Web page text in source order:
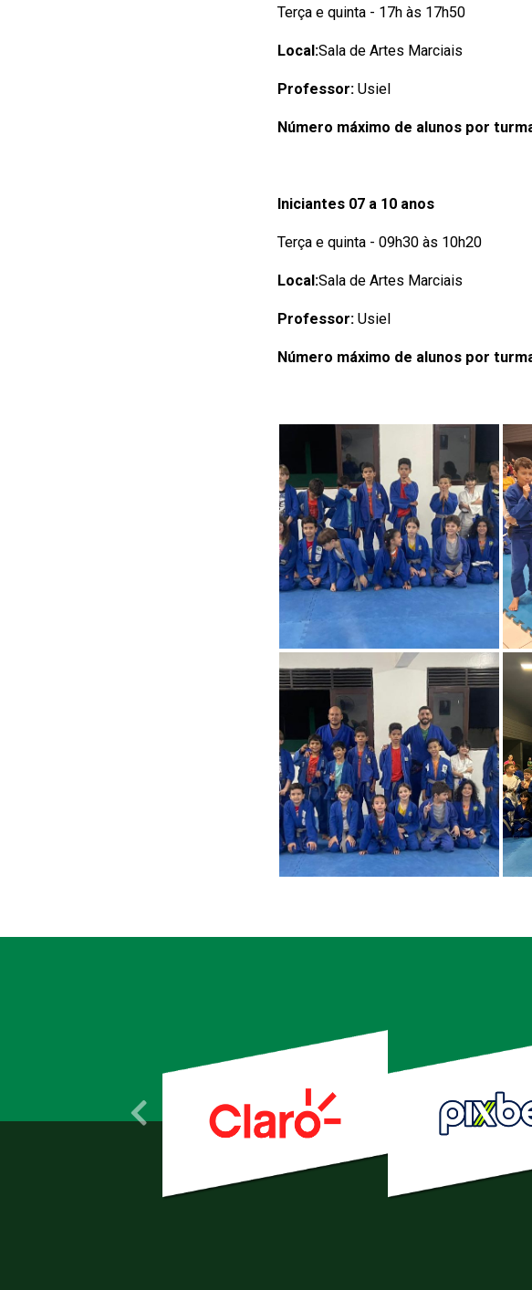
Terça e quinta - 17h às 17h50
Local:Sala de Artes Marciais
Professor: Usiel
Número máximo de alunos por
Iniciantes 07 a 10 anos
Terça e quinta - 09h30 às 10h20
Local:Sala de Artes Marciais
Professor: Usiel
Número máximo de alunos por